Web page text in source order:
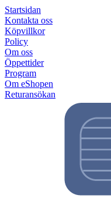
Startsidan
Kontakta oss
Köpvillkor
Policy
Om oss
Öppettider
Program
Om eShopen
Returansökan